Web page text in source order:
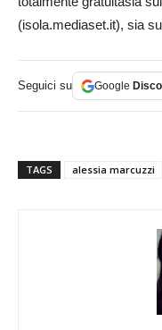
(isola.mediaset.it), sia
Seguici su Google
TAGS alessia marcuzzi